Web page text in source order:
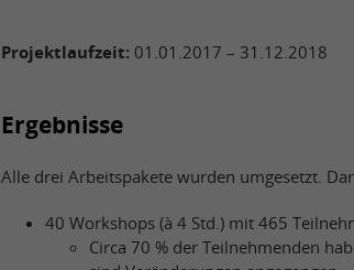
Projektlaufzeit: 01.01.2017 – 31.12.2018
Ergebnisse
Alle drei Arbeitspakete wurden umgesetzt.
40 Workshops (à 4 Std.) mit 465
Circa 70 % der Teilnehmenden